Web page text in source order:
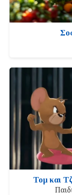
Τομ και